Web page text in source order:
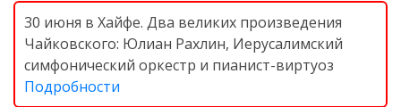
30 июня в Хайфе. Два великих произведения
Чайковского: Юлиан Рахлин, Иерусалимский
симфонический оркестр и пианист-виртуоз
Подробности